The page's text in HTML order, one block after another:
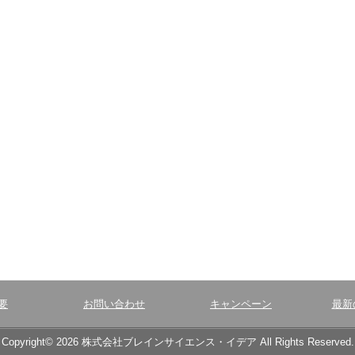
お問い合わせ キャンペーン 最新
Copyright© 2026 株式会社ブレインサイエンス・イデア All Rights Reserved.